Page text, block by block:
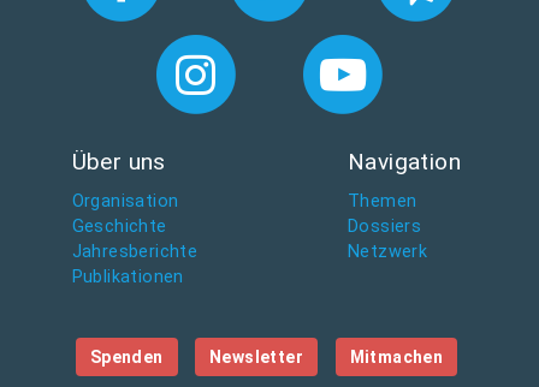
Über uns
Organisation
Geschichte
Jahresberichte
Publikationen
Navigation
Themen
Dossiers
Netzwerk
Spenden Newsletter Mitmachen